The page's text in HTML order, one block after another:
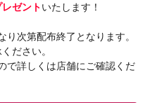
ゼントいたします！
次第配布終了となります。
ださい。
で詳しくは店舗にご確認くだ